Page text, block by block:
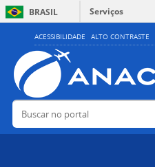
ACESSIBILIDADE ALTO CONTRASTE
BRASIL
Serviços
Buscar no portal